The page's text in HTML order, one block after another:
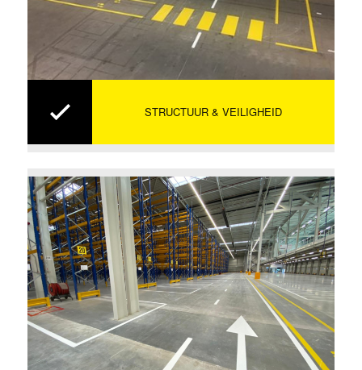
STRUCTUUR & VEILIGHEID